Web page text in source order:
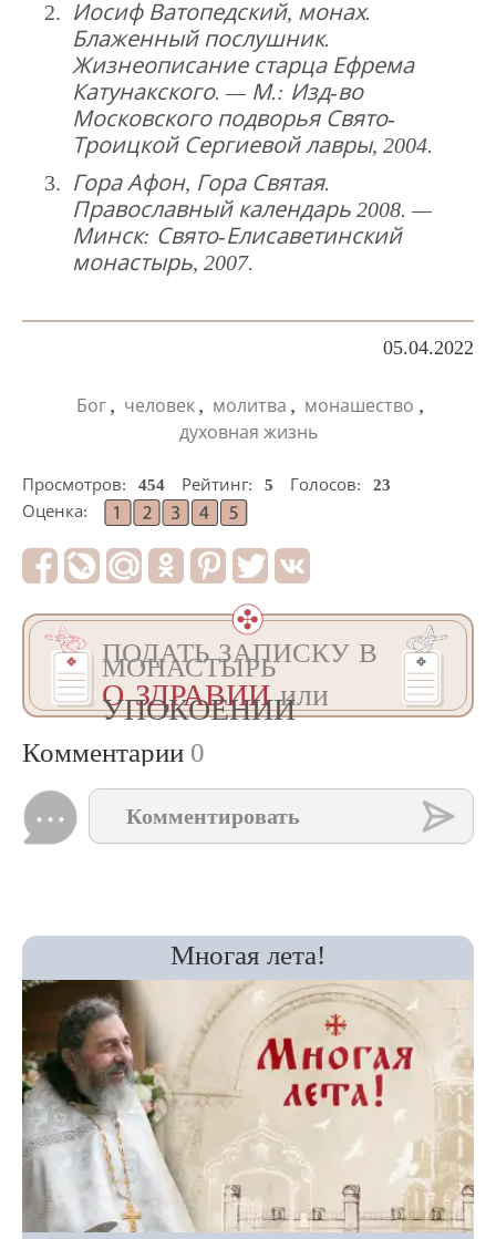
Иосиф Ватопедский, монах.
Блаженный послушник.
Жизнеописание старца Ефрема
Катунакского. — М.: Изд-во
Московского подворья Свято-
Троицкой Сергиевой лавры, 2004.
Гора Афон, Гора Святая.
Православный календарь 2008. —
Минск: Свято-Елисаветинский
монастырь, 2007.
05.04.2022
Бог , человек , молитва , монашество ,
духовная жизнь
Просмотров: 454 Рейтинг: 5 Голосов:
23
Оценка:
ПОДАТЬ ЗАПИСКУ В
МОНАСТЫРЬ
О ЗДРАВИИили
УПОКОЕНИИ
Комментарии 0
Комментировать
Многая лета!